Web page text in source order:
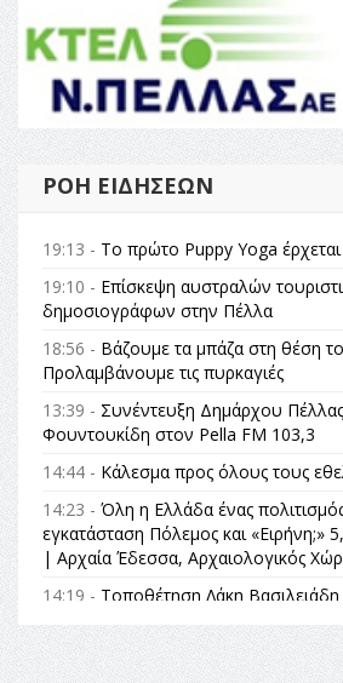
ΡΟΉ ΕΙΔΉΣΕΩΝ
19:13 - Το πρώτο Puppy Yoga έρχεται
19:10 - Επίσκεψη αυστραλών
δημοσιογράφων στην Πέλλα
18:56 - Βάζουμε τα μπάζα στη θέση
Προλαμβάνουμε τις πυρκαγιές
13:39 - Συνέντευξη Δημάρχου
Φουντουκίδη στον Pella FM 103,3
14:44 - Κάλεσμα προς όλους τους
14:23 - Όλη η Ελλάδα ένας
εγκατάσταση Πόλεμος και «Ειρήνη;»
| Αρχαία Έδεσσα, Αρχαιολογικός
14:19 - Τοποθέτηση Λάκη Βασιλειάδη
θεσμικές διαδικασίες υπάρχει μόνο η
στις επόμενες γενιές»